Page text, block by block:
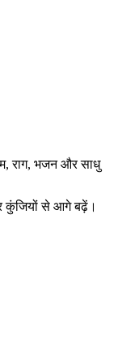
राग, भजन और साधु
कुंजियों से आगे बढ़ें।